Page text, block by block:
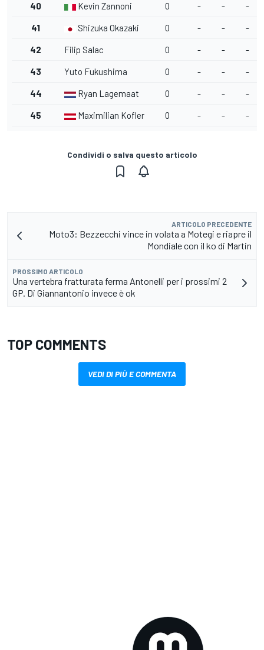
40 Kevin Zannoni 0 - - -
41 Shizuka Okazaki 0 - - -
42 Filip Salac 0 - - -
43 Yuto Fukushima 0 - - -
44 Ryan Lagemaat 0 - - -
45 Maximilian Kofler 0 - - -
Condividi o salva questo articolo
ARTICOLO PRECEDENTE
Moto3: Bezzecchi vince in volata a Motegi e riapre il
Mondiale con il ko di Martin
PROSSIMO ARTICOLO
Una vertebra fratturata ferma Antonelli per i prossimi 2
GP. Di Giannantonio invece è ok
TOP COMMENTS
VEDI DI PIÙ E COMMENTA